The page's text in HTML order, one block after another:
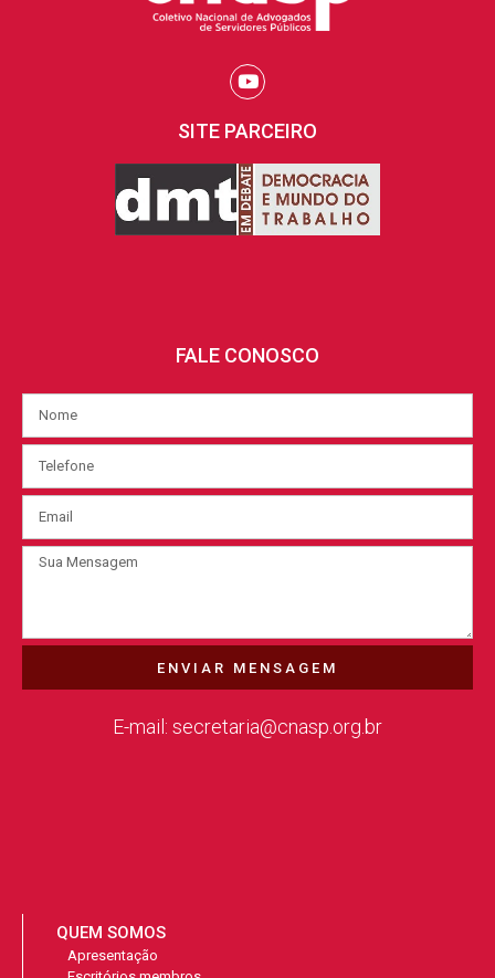
SITE PARCEIRO
FALE CONOSCO
ENVIAR MENSAGEM
E-mail: secretaria@cnasp.org.br
QUEM SOMOS
Apresentação